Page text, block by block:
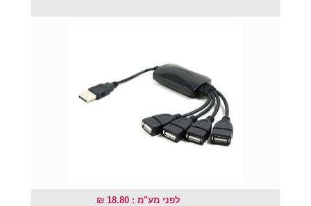
לפני מע"מ : 18.80 ₪